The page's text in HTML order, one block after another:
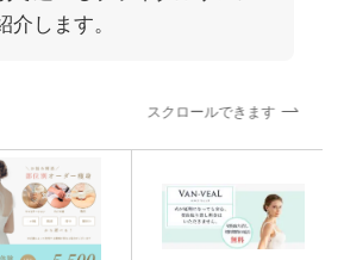
介します。
スクロールできます